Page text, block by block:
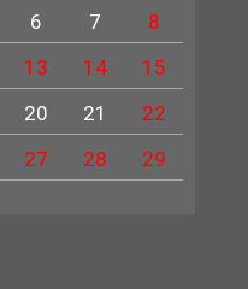
6 7
8
13 14
15
20 21
22
27 28
29